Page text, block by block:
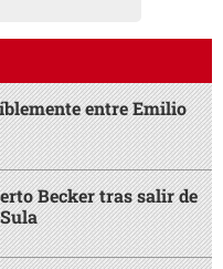
entre Emilio
Becker tras salir de